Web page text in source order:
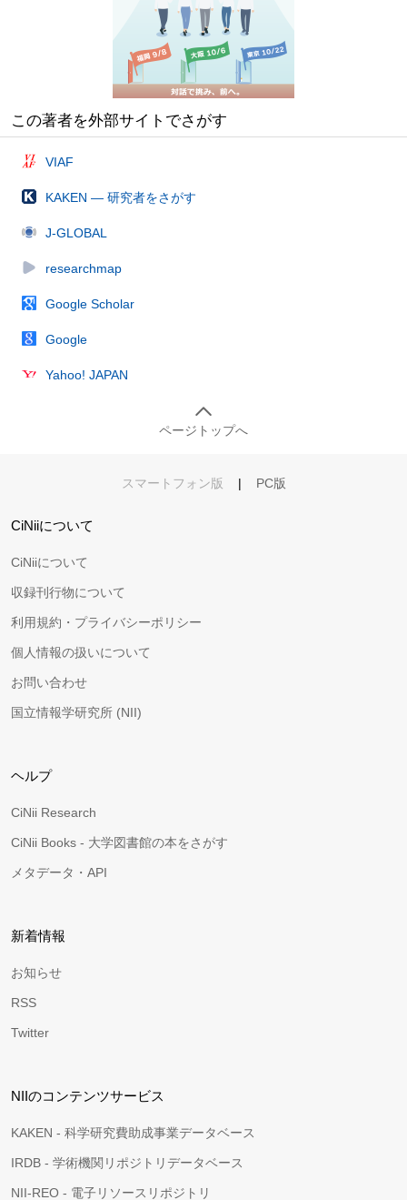
この著者を外部サイトでさがす
VIAF
KAKEN — 研究者をさがす
J-GLOBAL
researchmap
Google Scholar
Google
Yahoo! JAPAN
ページトップへ
スマートフォン版 | PC版
CiNiiについて
CiNiiについて
収録刊行物について
利用規約・プライバシーポリシー
個人情報の扱いについて
お問い合わせ
国立情報学研究所 (NII)
ヘルプ
CiNii Research
CiNii Books - 大学図書館の本をさがす
メタデータ・API
新着情報
お知らせ
RSS
Twitter
NIIのコンテンツサービス
KAKEN - 科学研究費助成事業データベース
IRDB - 学術機関リポジトリデータベース
NII-REO - 電子リソースリポジトリ